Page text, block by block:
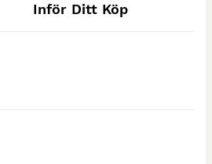
Inför Ditt Köp